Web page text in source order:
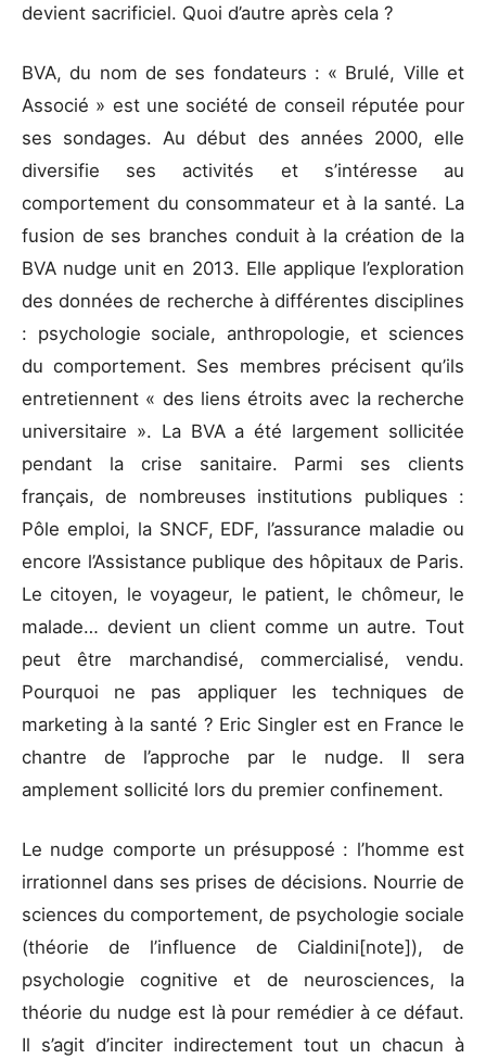
devient sacrificiel. Quoi d’autre après cela ?
BVA, du nom de ses fondateurs : « Brulé, Ville et
Associé » est une société de conseil réputée pour
ses sondages. Au début des années 2000, elle
diversifie ses activités et s’intéresse au
comportement du consommateur et à la santé. La
fusion de ses branches conduit à la création de la
BVA nudge unit en 2013. Elle applique l’exploration
des données de recherche à différentes disciplines
: psychologie sociale, anthropologie, et sciences
du comportement. Ses membres précisent qu’ils
entretiennent « des liens étroits avec la recherche
universitaire ». La BVA a été largement sollicitée
pendant la crise sanitaire. Parmi ses clients
français, de nombreuses institutions publiques :
Pôle emploi, la SNCF, EDF, l’assurance maladie ou
encore l’Assistance publique des hôpitaux de Paris.
Le citoyen, le voyageur, le patient, le chômeur, le
malade… devient un client comme un autre. Tout
peut être marchandisé, commercialisé, vendu.
Pourquoi ne pas appliquer les techniques de
marketing à la santé ? Eric Singler est en France le
chantre de l’approche par le nudge. Il sera
amplement sollicité lors du premier confinement.
Le nudge comporte un présupposé : l’homme est
irrationnel dans ses prises de décisions. Nourrie de
sciences du comportement, de psychologie sociale
(théorie de l’influence de Cialdini[note]), de
psychologie cognitive et de neurosciences, la
théorie du nudge est là pour remédier à ce défaut.
Il s’agit d’inciter indirectement tout un chacun à